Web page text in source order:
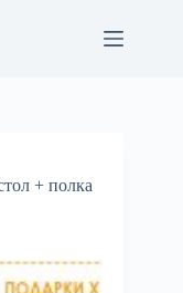
+ полка